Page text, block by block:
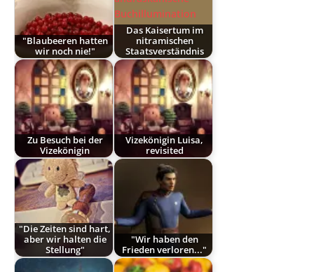
"Blaubeeren hatten
wir noch nie!"
Das Kaisertum im
nitramischen
Staatsverständnis
Zu Besuch bei der
Vizekönigin
Vizekönigin Luisa,
revisited
"Die Zeiten sind hart,
aber wir halten die
Stellung"
"Wir haben den
Frieden verloren..."